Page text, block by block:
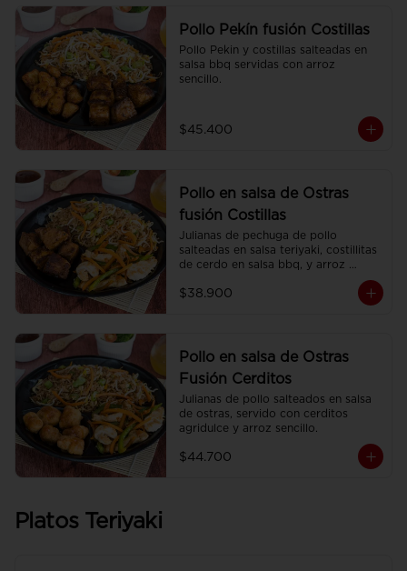
Pollo Pekín fusión Costillas
Pollo Pekin y costillas salteadas en
salsa bbq servidas con arroz
sencillo.
$45.400
Pollo en salsa de Ostras
fusión Costillas
Julianas de pechuga de pollo
salteadas en salsa teriyaki, costillitas
de cerdo en salsa bbq, y arroz
$38.900
Pollo en salsa de Ostras
Fusión Cerditos
Julianas de pollo salteados en salsa
de ostras, servido con cerditos
agridulce y arroz sencillo.
$44.700
Platos Teriyaki